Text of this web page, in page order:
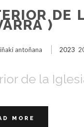
DE
)
iñaki antoñana 2023
de la
MORE